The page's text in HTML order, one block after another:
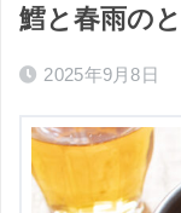
鱈と春雨の
2025年9月8日